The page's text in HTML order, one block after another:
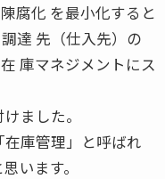
腐化 を最小化すると
達 先（仕入先）の
庫マネジメントにス
ました。
庫管理」と呼ばれ
います。